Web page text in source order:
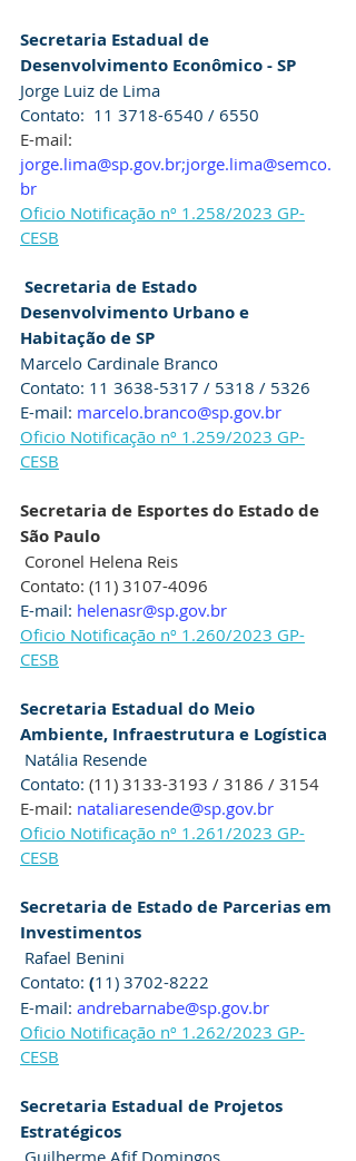
Secretaria Estadual de
Desenvolvimento Econômico - SP
Jorge Luiz de Lima
Contato:  11 3718-6540 / 6550
E-mail:
jorge.lima@sp.gov.br;jorge.lima@semco.
br
Oficio Notificação nº 1.258/2023 GP-
CESB
Secretaria de Estado
Desenvolvimento Urbano e
Habitação de SP
Marcelo Cardinale Branco
Contato: 11 3638-5317 / 5318 / 5326
E-mail: marcelo.branco@sp.gov.br
Oficio Notificação nº 1.259/2023 GP-
CESB
Secretaria de Esportes do Estado de
São Paulo
Coronel Helena Reis
Contato: (11) 3107-4096
E-mail: helenasr@sp.gov.br
Oficio Notificação nº 1.260/2023 GP-
CESB
Secretaria Estadual do Meio
Ambiente, Infraestrutura e Logística
Natália Resende
Contato: (11) 3133-3193 / 3186 / 3154
E-mail: nataliaresende@sp.gov.br
Oficio Notificação nº 1.261/2023 GP-
CESB
Secretaria de Estado de Parcerias em
Investimentos
Rafael Benini
Contato: (11) 3702-8222
E-mail: andrebarnabe@sp.gov.br
Oficio Notificação nº 1.262/2023 GP-
CESB
Secretaria Estadual de Projetos
Estratégicos